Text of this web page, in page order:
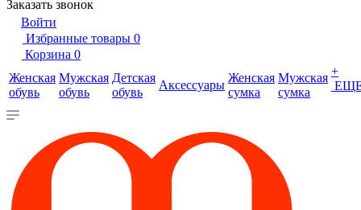
Заказать звонок
Войти
Избранные товары 0
Корзина 0
Женская
обувь
Мужская
обувь
Детская
обувь
Аксессуары
Женская
сумка
Мужская
сумка
+